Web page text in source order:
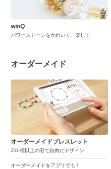
winQ
パワーストーンをかわいく、楽しく
オーダーメイド
オーダーメイドブレスレット
230種以上の石で自由にデザイン
オーダーメイドをアプリでも！